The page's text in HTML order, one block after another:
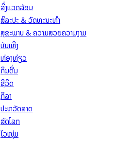
ສິ່ງແວດລ້ອມ
ສິລະປະ & ວັດທະນະທຳ
ສຸຂະພາບ & ຄວາມສວຍຄວາມງາມ
ບັນເທີງ
ທ່ອງທ່ຽວ
ກິນດື່ມ
ຊີວິດ
ກິລາ
ປະຫວັດສາດ
ສັດໂລກ
ໄວໜຸ່ມ